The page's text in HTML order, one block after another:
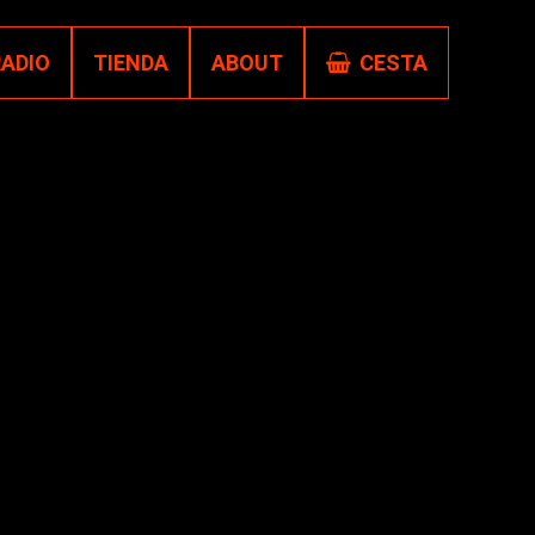
TIENDA ABOUT CESTA